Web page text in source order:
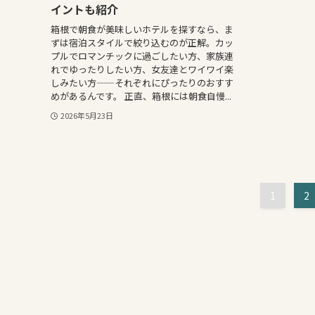
イントも紹介
箱根で朝食が美味しいホテルを探すなら、ま
ずは宿泊スタイルで絞り込むのが正解。カッ
プルでロマンチックに過ごしたい方、家族連
れでゆったりしたい方、女友達とワイワイ楽
しみたい方——それぞれにぴったりのおすす
めがあるんです。 正直、箱根には朝食自慢...
2026年5月23日
1 2